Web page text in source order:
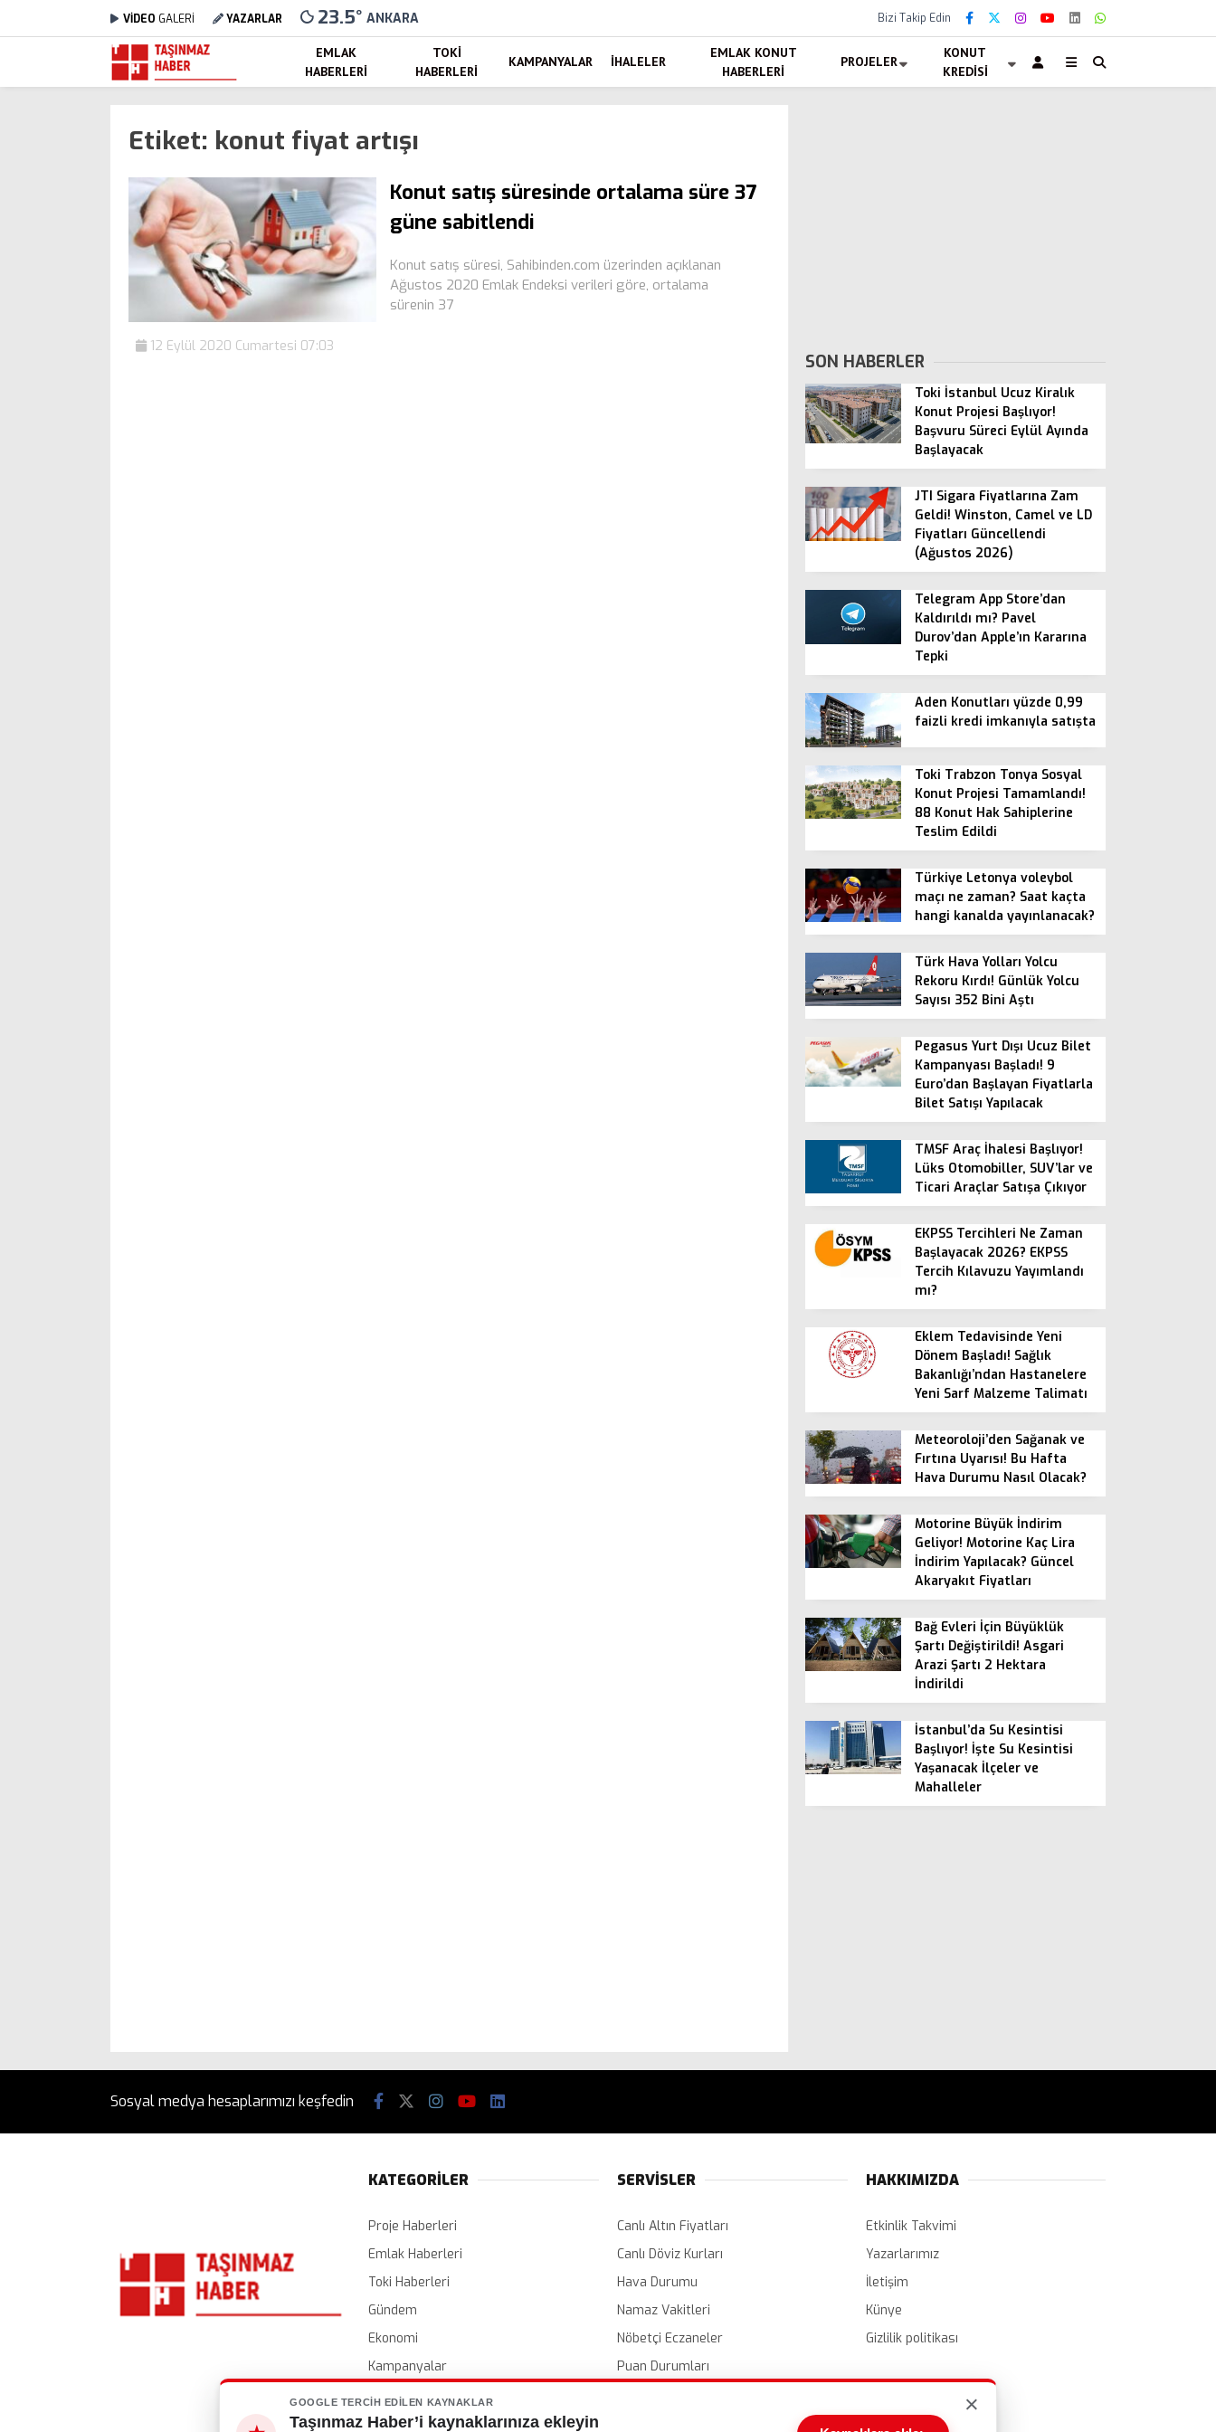
VİDEO GALERİ YAZARLAR 23.5° ANKARA Bizi Takip Edin
EMLAK
HABERLERI
TOKI
HABERLERI
KAMPANYALAR İHALELER
EMLAK KONUT
HABERLERI
PROJELER
KONUT
KREDISI
Etiket: konut fiyat artışı
Konut satış süresinde ortalama süre 37
güne sabitlendi
Konut satış süresi, Sahibinden.com üzerinden açıklanan
Ağustos 2020 Emlak Endeksi verileri göre, ortalama
sürenin 37
12 Eylül 2020 Cumartesi 07:03
SON HABERLER
Toki İstanbul Ucuz Kiralık
Konut Projesi Başlıyor!
Başvuru Süreci Eylül Ayında
Başlayacak
JTI Sigara Fiyatlarına Zam
Geldi! Winston, Camel ve LD
Fiyatları Güncellendi
(Ağustos 2026)
Telegram App Store’dan
Kaldırıldı mı? Pavel
Durov’dan Apple’ın Kararına
Tepki
Aden Konutları yüzde 0,99
faizli kredi imkanıyla satışta
Toki Trabzon Tonya Sosyal
Konut Projesi Tamamlandı!
88 Konut Hak Sahiplerine
Teslim Edildi
Türkiye Letonya voleybol
maçı ne zaman? Saat kaçta
hangi kanalda yayınlanacak?
Türk Hava Yolları Yolcu
Rekoru Kırdı! Günlük Yolcu
Sayısı 352 Bini Aştı
Pegasus Yurt Dışı Ucuz Bilet
Kampanyası Başladı! 9
Euro’dan Başlayan Fiyatlarla
Bilet Satışı Yapılacak
TMSF Araç İhalesi Başlıyor!
Lüks Otomobiller, SUV’lar ve
Ticari Araçlar Satışa Çıkıyor
EKPSS Tercihleri Ne Zaman
Başlayacak 2026? EKPSS
Tercih Kılavuzu Yayımlandı
mı?
Eklem Tedavisinde Yeni
Dönem Başladı! Sağlık
Bakanlığı’ndan Hastanelere
Yeni Sarf Malzeme Talimatı
Meteoroloji’den Sağanak ve
Fırtına Uyarısı! Bu Hafta
Hava Durumu Nasıl Olacak?
Motorine Büyük İndirim
Geliyor! Motorine Kaç Lira
İndirim Yapılacak? Güncel
Akaryakıt Fiyatları
Bağ Evleri İçin Büyüklük
Şartı Değiştirildi! Asgari
Arazi Şartı 2 Hektara
İndirildi
İstanbul’da Su Kesintisi
Başlıyor! İşte Su Kesintisi
Yaşanacak İlçeler ve
Mahalleler
Sosyal medya hesaplarımızı keşfedin
KATEGORİLER
Proje Haberleri
Emlak Haberleri
Toki Haberleri
Gündem
Ekonomi
Kampanyalar
İhaleler
SERVİSLER
Canlı Altın Fiyatları
Canlı Döviz Kurları
Hava Durumu
Namaz Vakitleri
Nöbetçi Eczaneler
Puan Durumları
HAKKIMIZDA
Etkinlik Takvimi
Yazarlarımız
İletişim
Künye
Gizlilik politikası
GOOGLE TERCIH EDILEN KAYNAKLAR
Taşınmaz Haber’i kaynaklarınıza ekleyin
×